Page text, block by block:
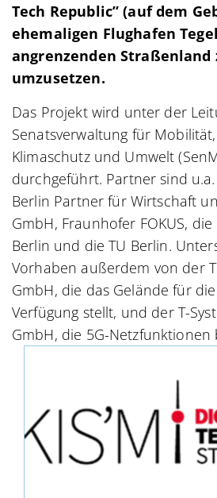
Tech Republic” (auf dem
ehemaligen Flughafen
angrenzenden Straßenland
umzusetzen.
Das Projekt wird unter der
Senatsverwaltung für
Klimaschutz und Umwelt
durchgeführt. Partner sind u.a.
Berlin Partner für Wirtschaft
GmbH, Fraunhofer FOKUS,
Berlin und die TU Berlin.
Vorhaben außerdem von der
GmbH, die das Gelände für
Verfügung stellt, und der T-
GmbH, die 5G-Netzfunktionen